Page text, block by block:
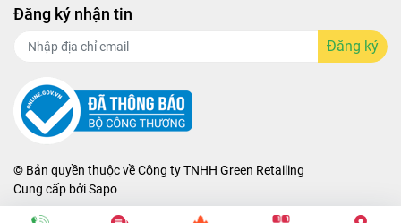
Đăng ký nhận tin
Đăng ký
© Bản quyền thuộc vềCông ty TNHH Green Retailing
Cung cấp bởiSapo